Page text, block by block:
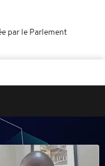
par le Parlement